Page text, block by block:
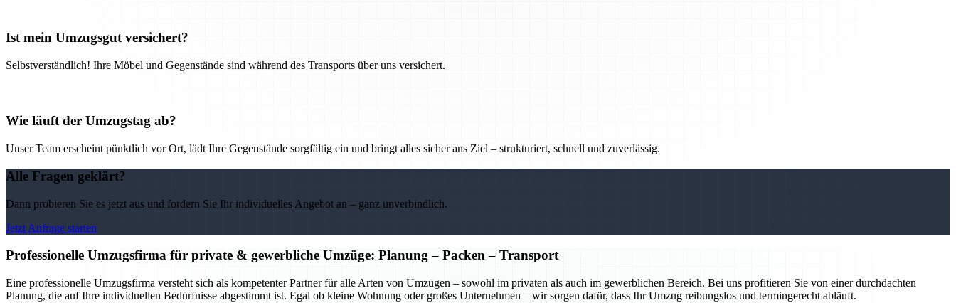
Ist mein Umzugsgut versichert?
Selbstverständlich! Ihre Möbel und Gegenstände sind während des Transports über uns versichert.
Wie läuft der Umzugstag ab?
Unser Team erscheint pünktlich vor Ort, lädt Ihre Gegenstände sorgfältig ein und bringt alles sicher ans Ziel – strukturiert, schnell und zuverlässig.
Alle Fragen geklärt?
Dann probieren Sie es jetzt aus und fordern Sie Ihr individuelles Angebot an – ganz unverbindlich.
Jetzt Anfrage starten
Professionelle Umzugsfirma für private & gewerbliche Umzüge: Planung – Packen – Transport
Eine professionelle Umzugsfirma versteht sich als kompetenter Partner für alle Arten von Umzügen – sowohl im privaten als auch im gewerblichen Bereich. Bei uns profitieren Sie von einer durchdachten
Planung, die auf Ihre individuellen Bedürfnisse abgestimmt ist. Egal ob kleine Wohnung oder großes Unternehmen – wir sorgen dafür, dass Ihr Umzug reibungslos und termingerecht abläuft.